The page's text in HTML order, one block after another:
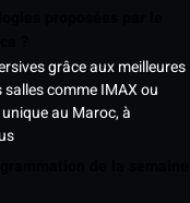
grâce aux meilleures
comme IMAX ou
au Maroc, à